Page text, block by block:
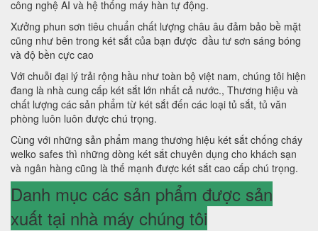
công nghệ AI và hệ thống máy hàn tự động.
Xưởng phun sơn tiêu chuẩn chất lượng châu âu đảm bảo bề mặt
cũng như bên trong két sắt của bạn được đầu tư sơn sáng bóng
và độ bền cực cao
Với chuỗi đại lý trải rộng hầu như toàn bộ việt nam, chúng tôi hiện
đang là nhà cung cấp két sắt lớn nhất cả nước., Thương hiệu và
chất lượng các sản phẩm từ két sắt đến các loại tủ sắt, tủ văn
phòng luôn luôn được chú trọng.
Cùng với những sản phẩm mang thương hiệu két sắt chống cháy
welko safes thì những dòng két sắt chuyên dụng cho khách sạn
và ngân hàng cũng là thế mạnh được két sắt cao cấp chú trọng.
Danh mục các sản phẩm được sản
xuất tại nhà máy chúng tôi